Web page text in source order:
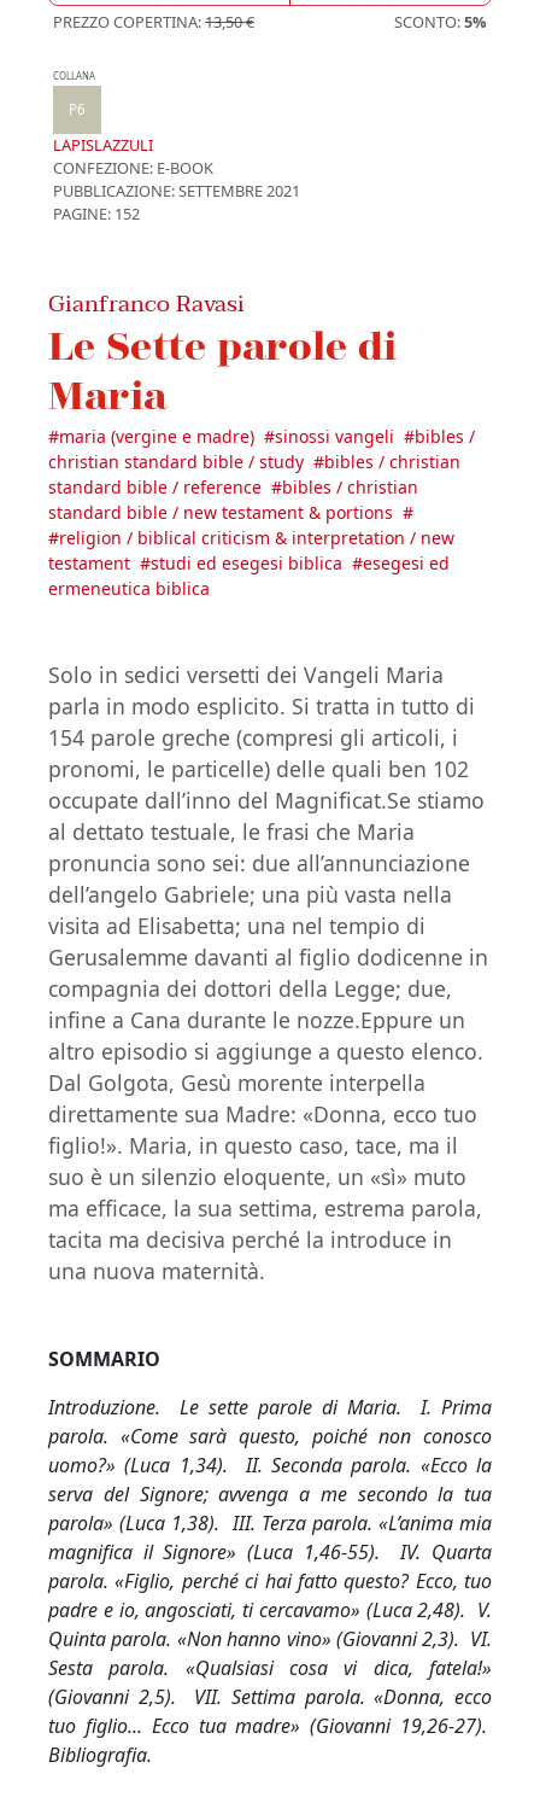
PREZZO COPERTINA:13,50 € SCONTO:5%
COLLANA
P6
LAPISLAZZULI
CONFEZIONE: E-BOOK
PUBBLICAZIONE:SETTEMBRE 2021
PAGINE: 152
Gianfranco Ravasi
Le Sette parole di
Maria
#maria (vergine e madre) #sinossi vangeli #bibles /
christian standard bible / study #bibles / christian
standard bible / reference #bibles / christian
standard bible / new testament & portions #
#religion / biblical criticism & interpretation / new
testament #studi ed esegesi biblica #esegesi ed
ermeneutica biblica
Solo in sedici versetti dei Vangeli Maria
parla in modo esplicito. Si tratta in tutto di
154 parole greche (compresi gli articoli, i
pronomi, le particelle) delle quali ben 102
occupate dall’inno del Magnificat.Se stiamo
al dettato testuale, le frasi che Maria
pronuncia sono sei: due all’annunciazione
dell’angelo Gabriele; una più vasta nella
visita ad Elisabetta; una nel tempio di
Gerusalemme davanti al figlio dodicenne in
compagnia dei dottori della Legge; due,
infine a Cana durante le nozze.Eppure un
altro episodio si aggiunge a questo elenco.
Dal Golgota, Gesù morente interpella
direttamente sua Madre: «Donna, ecco tuo
figlio!». Maria, in questo caso, tace, ma il
suo è un silenzio eloquente, un «sì» muto
ma efficace, la sua settima, estrema parola,
tacita ma decisiva perché la introduce in
una nuova maternità.
SOMMARIO
Introduzione. Le sette parole di Maria. I. Prima
parola. «Come sarà questo, poiché non conosco
uomo?» (Luca 1,34). II. Seconda parola. «Ecco la
serva del Signore; avvenga a me secondo la tua
parola» (Luca 1,38). III. Terza parola. «L’anima mia
magnifica il Signore» (Luca 1,46-55). IV. Quarta
parola. «Figlio, perché ci hai fatto questo? Ecco, tuo
padre e io, angosciati, ti cercavamo» (Luca 2,48). V.
Quinta parola. «Non hanno vino» (Giovanni 2,3). VI.
Sesta parola. «Qualsiasi cosa vi dica, fatela!»
(Giovanni 2,5). VII. Settima parola. «Donna, ecco
tuo figlio... Ecco tua madre» (Giovanni 19,26-27).
Bibliografia.